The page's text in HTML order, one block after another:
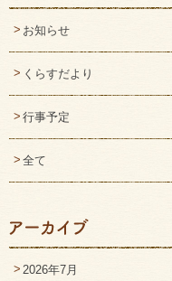
お知らせ
くらすだより
行事予定
全て
2026年7月